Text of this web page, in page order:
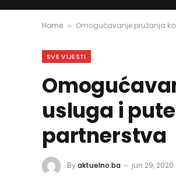
Home » Omogućavanje pružanja
SVE VIJESTI
usluga i
partnerstva
Byaktuelno.ba jun 29, 2020